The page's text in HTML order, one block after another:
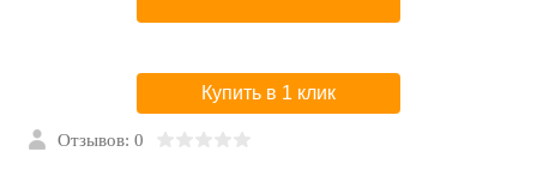
Купить в 1 клик
Отзывов: 0